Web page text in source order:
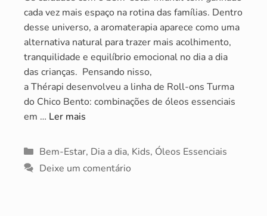
cada vez mais espaço na rotina das famílias. Dentro
desse universo, a aromaterapia aparece como uma
alternativa natural para trazer mais acolhimento,
tranquilidade e equilíbrio emocional no dia a dia
das crianças. Pensando nisso,
a Thérapi desenvolveu a linha de Roll-ons Turma
do Chico Bento: combinações de óleos essenciais
em … Ler mais
Categorias
Bem-Estar, Dia a dia, Kids, Óleos Essenciais
Deixe um comentário